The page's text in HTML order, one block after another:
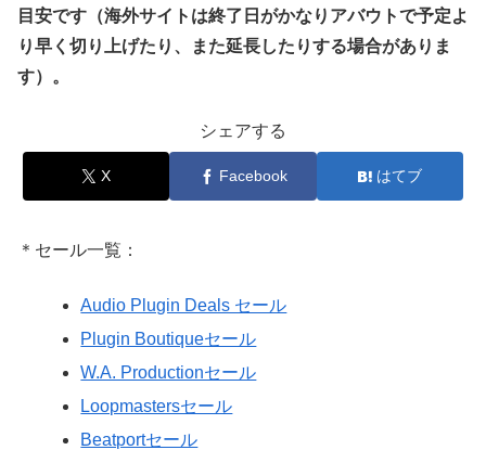
目安です（海外サイトは終了日がかなりアバウトで予定よ
り早く切り上げたり、また延長したりする場合がありま
す）。
シェアする
X Facebook はてブ
＊セール一覧：
Audio Plugin Deals セール
Plugin Boutiqueセール
W.A. Productionセール
Loopmastersセール
Beatportセール